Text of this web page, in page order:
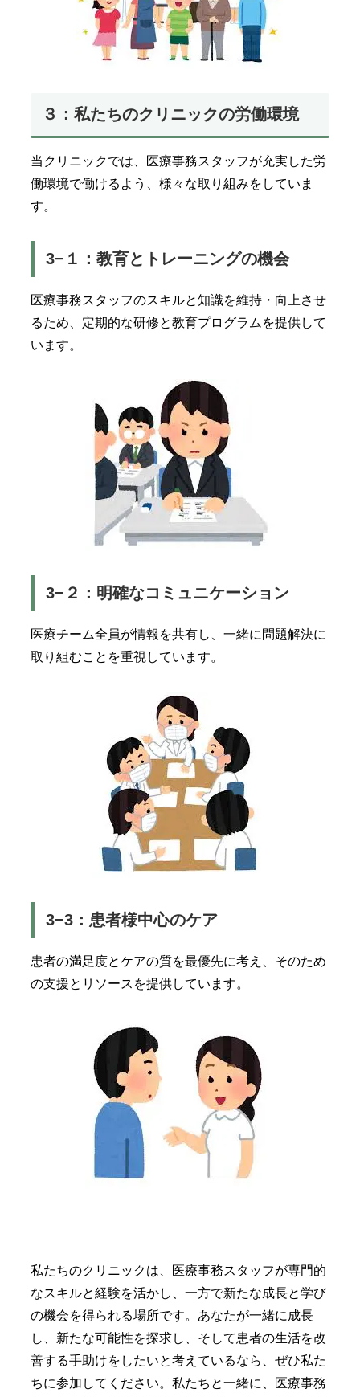
３：私たちのクリニックの労働環境
当クリニックでは、医療事務スタッフが充実した労
働環境で働けるよう、様々な取り組みをしていま
す。
3−１：教育とトレーニングの機会
医療事務スタッフのスキルと知識を維持・向上させ
るため、定期的な研修と教育プログラムを提供して
います。
3−２：明確なコミュニケーション
医療チーム全員が情報を共有し、一緒に問題解決に
取り組むことを重視しています。
3−3：患者様中心のケア
患者の満足度とケアの質を最優先に考え、そのため
の支援とリソースを提供しています。
私たちのクリニックは、医療事務スタッフが専門的
なスキルと経験を活かし、一方で新たな成長と学び
の機会を得られる場所です。あなたが一緒に成長
し、新たな可能性を探求し、そして患者の生活を改
善する手助けをしたいと考えているなら、ぜひ私た
ちに参加してください。私たちと一緒に、医療事務